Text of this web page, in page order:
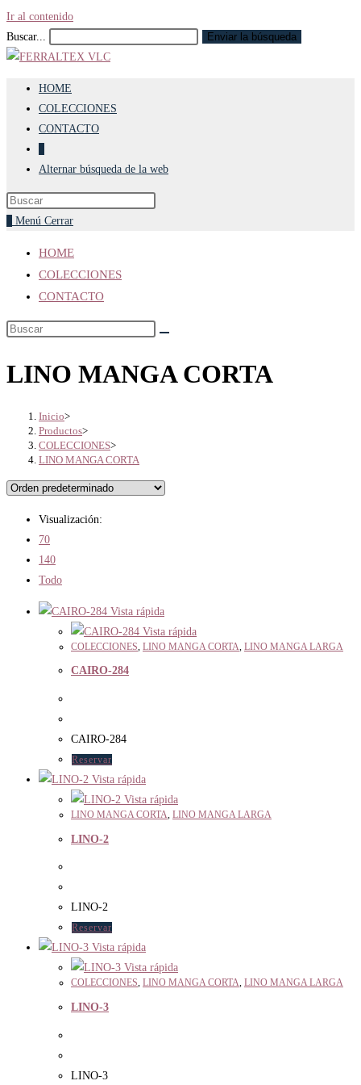
Ir al contenido
Buscar...
Enviar la búsqueda
HOME
COLECCIONES
CONTACTO
Alternar búsqueda de la web
Menú Cerrar
HOME
COLECCIONES
CONTACTO
LINO MANGA CORTA
Inicio>
Productos>
COLECCIONES>
LINO MANGA CORTA
Visualización:
70
140
Todo
Vista rápida
Vista rápida
COLECCIONES, LINO MANGA CORTA, LINO MANGA LARGA
CAIRO-284
CAIRO-284
Reservar
Vista rápida
Vista rápida
LINO MANGA CORTA, LINO MANGA LARGA
LINO-2
LINO-2
Reservar
Vista rápida
Vista rápida
COLECCIONES, LINO MANGA CORTA, LINO MANGA LARGA
LINO-3
LINO-3